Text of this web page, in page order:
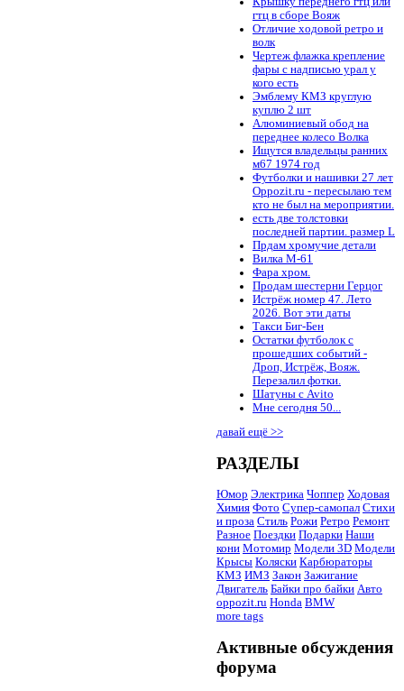
гтц в сборе Вояж
Отличие ходовой ретро и
волк
Чертеж флажка крепление
фары с надписью урал у
кого есть
Эмблему КМЗ круглую
куплю 2 шт
Алюминиевый обод на
переднее колесо Волка
Ищутся владельцы ранних
м67 1974 год
Футболки и нашивки 27 лет
Oppozit.ru - пересылаю тем
кто не был на мероприятии.
есть две толстовки
последней партии. размер L
Прдам хромучие детали
Вилка М-61
Фара хром.
Продам шестерни Герцог
Истрёж номер 47. Лето
2026. Вот эти даты
Такси Биг-Бен
Остатки футболок с
прошедших событий -
Дроп, Истрёж, Вояж.
Перезалил фотки.
Шатуны с Avito
Мне сегодня 50...
давай ещё >>
РАЗДЕЛЫ
Юмор Электрика Чоппер Ходовая
Химия Фото Супер-самопал Стихи
и проза Стиль Рожи Ретро Ремонт
Разное Поездки Подарки Наши
кони Мотомир Модели 3D Модели
Крысы Коляски Карбюраторы
КМЗ ИМЗ Закон Зажигание
Двигатель Байки про байки Авто
oppozit.ru Honda BMW
more tags
Активные обсуждения
форума